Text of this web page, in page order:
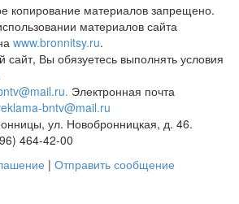
копирование материалов запрещено.
материалов сайта
www.bronnitsy.ru.
сайт, Вы обязуетесь выполнять условия
Электронная почта
bntv@mail.ru
ул. Новобронницкая, д. 46.
464-42-00
| Отправить сообщение